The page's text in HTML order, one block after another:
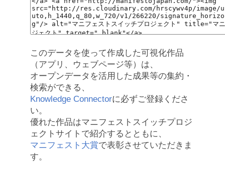
このデータを使って作成した可視化作品
（アプリ、ウェブページ等）は、
オープンデータを活用した成果等の集約・
検索ができる、
Knowledge Connectorに必ずご登録くださ
い。
優れた作品はマニフェストスイッチプロジ
ェクトサイトで紹介するとともに、
マニフェスト大賞で表彰させていただきま
す。